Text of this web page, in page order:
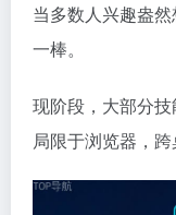
当多数人兴趣盎
一棒。
现阶段，大部分
局限于浏览器，